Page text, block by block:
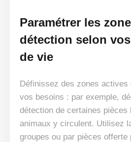
Paramétrer les
détection selon
de vie
Définissez des zones
vos besoins : par exemple,
détection de certaines pièces
animaux y circulent. Utilisez
groupes ou par pièces offerte